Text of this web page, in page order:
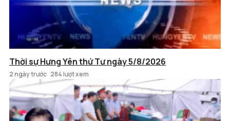
Thời sự Hưng Yên thứ Tư ngày 5/8/2026
2 ngày trước 284 lượt xem